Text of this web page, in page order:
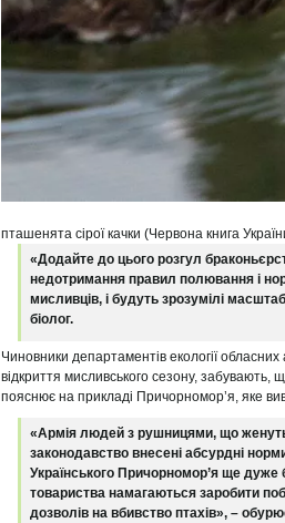
пташенята сірої качки (Червона книга
«Додайте до цього розгул
недотримання правил полювання і
мисливців, і будуть зрозумілі
біолог.
Чиновники департаментів екології
відкриття мисливського сезону, забувають,
пояснює на прикладі Причорномор’я, яке
«Армія людей з рушницями, що
законодавство внесені абсурдні
Українського Причорномор’я ще
товариства намагаються заробити
дозволів на вбивство птахів», –